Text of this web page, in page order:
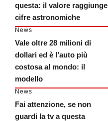
questa: il valore raggiunge
cifre astronomiche
News
Vale oltre 28 milioni di
dollari ed è l’auto più
costosa al mondo: il
modello
News
Fai attenzione, se non
guardi la tv a questa